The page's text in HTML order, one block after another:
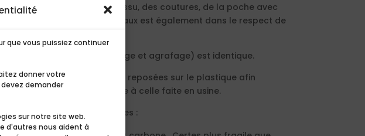
que vous puissiez continuer
donner votre
demander
sur notre site web.
d'autres nous aident à
d’origine (position du tissu, des coutures, de la poche avec
La qualité des matériaux est également dans le respect de
procédé de fabrication (collage et agrafage) est identique.
bandes de double face sont reposées sur le plastique afin
une repose conforme à celle faite en usine.
options vous sont proposées :